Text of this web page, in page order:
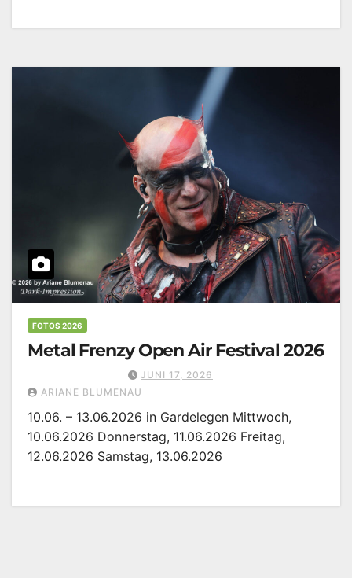
FOTOS 2026
Metal Frenzy Open Air Festival 2026
JUNI 17, 2026
ARIANE BLUMENAU
10.06. – 13.06.2026 in Gardelegen Mittwoch,
10.06.2026 Donnerstag, 11.06.2026 Freitag,
12.06.2026 Samstag, 13.06.2026